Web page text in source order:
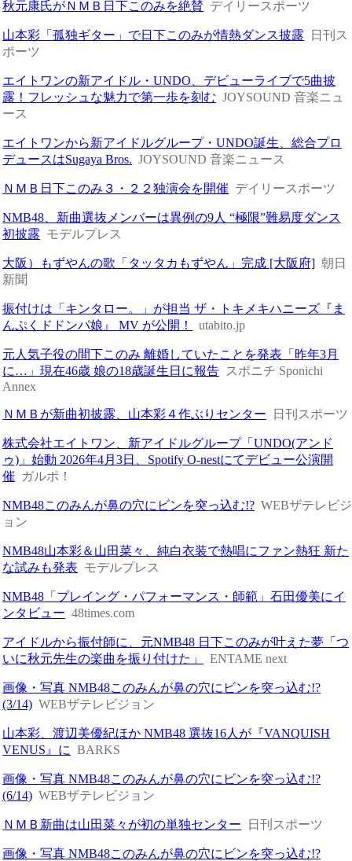
秋元康氏がＮＭＢ日下このみを絶賛 デイリースポーツ
山本彩「孤独ギター」で日下このみが情熱ダンス披露
日刊ス
ポーツ
エイトワンの新アイドル・UNDO、デビューライブで5曲披
露！フレッシュな魅力で第一歩を刻む JOYSOUND 音楽ニュ
ース
エイトワンから新アイドルグループ・UNDO誕生、総合プロ
デュースはSugaya Bros. JOYSOUND 音楽ニュース
ＮＭＢ日下このみ３・２２独演会を開催 デイリースポーツ
NMB48、新曲選抜メンバーは異例の9人 “極限”難易度ダンス
初披露 モデルプレス
大阪）もずやんの歌「タッタカもずやん」完成 [大阪府] 朝日
新聞
振付けは「キンタロー。」が担当 ザ・トキメキハニーズ『ま
んぷくドドンパ娘』 MV が公開！
utabito.jp
元人気子役の間下このみ 離婚していたことを発表「昨年3月
に…」現在46歳 娘の18歳誕生日に報告 スポニチ Sponichi
Annex
ＮＭＢが新曲初披露、山本彩４作ぶりセンター 日刊スポーツ
株式会社エイトワン、新アイドルグループ「UNDO(アンド
ゥ)」始動 2026年4月3日、Spotify O-nestにてデビュー公演開
催
ガルポ！
NMB48このみんが鼻の穴にビンを突っ込む!? WEBザテレビジ
ョン
NMB48山本彩＆山田菜々、純白衣装で熱唱にファン熱狂 新た
な試みも発表 モデルプレス
NMB48「プレイング・パフォーマンス・師範」石田優美にイ
ンタビュー 48times.com
アイドルから振付師に、元NMB48 日下このみが叶えた夢「つ
いに秋元先生の楽曲を振り付けた」
ENTAME next
画像・写真 NMB48このみんが鼻の穴にビンを突っ込む!?
(3/14) WEBザテレビジョン
山本彩、渡辺美優紀ほか NMB48 選抜16人が『VANQUISH
VENUS』に BARKS
画像・写真 NMB48このみんが鼻の穴にビンを突っ込む!?
(6/14) WEBザテレビジョン
ＮＭＢ新曲は山田菜々が初の単独センター 日刊スポーツ
画像・写真 NMB48このみんが鼻の穴にビンを突っ込む!?